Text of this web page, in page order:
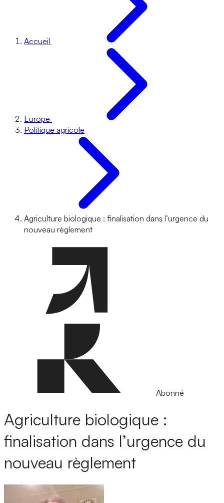
Accueil
Europe
Politique agricole
Agriculture biologique : finalisation dans l’urgence du
nouveau règlement
Abonné
Agriculture biologique :
finalisation dans l’urgence du
nouveau règlement